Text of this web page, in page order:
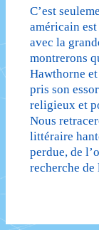
C’est
américain
avec la
montrerons
Hawthorne
pris son
religieux et
Nous
littéraire
perdue, de
recherche de